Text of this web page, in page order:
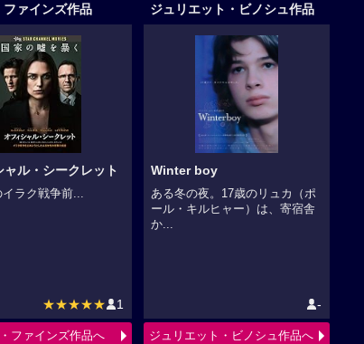
ファインズ作品
ャル・シークレット
イラク戦争前...
★★★★★ 1
ファインズ作品へ
ジュリエット・ビノシュ作品
Winter boy
ある冬の夜。17歳のリュカ（ポ
ール・キルヒャー）は、寄宿舎
か...
-
ジュリエット・ビノシュ作品へ